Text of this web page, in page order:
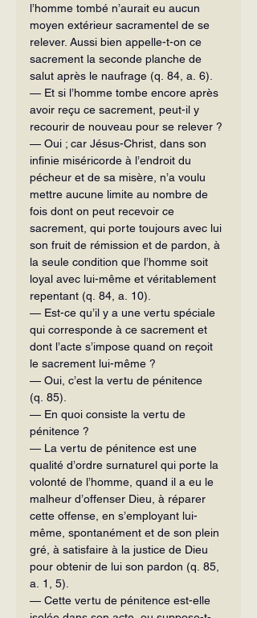
l’homme tombé n’aurait eu aucun
moyen extérieur sacramentel de se
relever. Aussi bien appelle-t-on ce
sacrement la seconde planche de
salut après le naufrage (q. 84, a. 6).
— Et si l’homme tombe encore après
avoir reçu ce sacrement, peut-il y
recourir de nouveau pour se relever ?
— Oui ; car Jésus-Christ, dans son
infinie miséricorde à l’endroit du
pécheur et de sa misère, n’a voulu
mettre aucune limite au nombre de
fois dont on peut recevoir ce
sacrement, qui porte toujours avec lui
son fruit de rémission et de pardon, à
la seule condition que l’homme soit
loyal avec lui-même et véritablement
repentant (q. 84, a. 10).
— Est-ce qu’il y a une vertu spéciale
qui corresponde à ce sacrement et
dont l’acte s’impose quand on reçoit
le sacrement lui-même ?
— Oui, c’est la vertu de pénitence
(q. 85).
— En quoi consiste la vertu de
pénitence ?
— La vertu de pénitence est une
qualité d’ordre surnaturel qui porte la
volonté de l’homme, quand il a eu le
malheur d’offenser Dieu, à réparer
cette offense, en s’employant lui-
même, spontanément et de son plein
gré, à satisfaire à la justice de Dieu
pour obtenir de lui son pardon (q. 85,
a. 1, 5).
— Cette vertu de pénitence est-elle